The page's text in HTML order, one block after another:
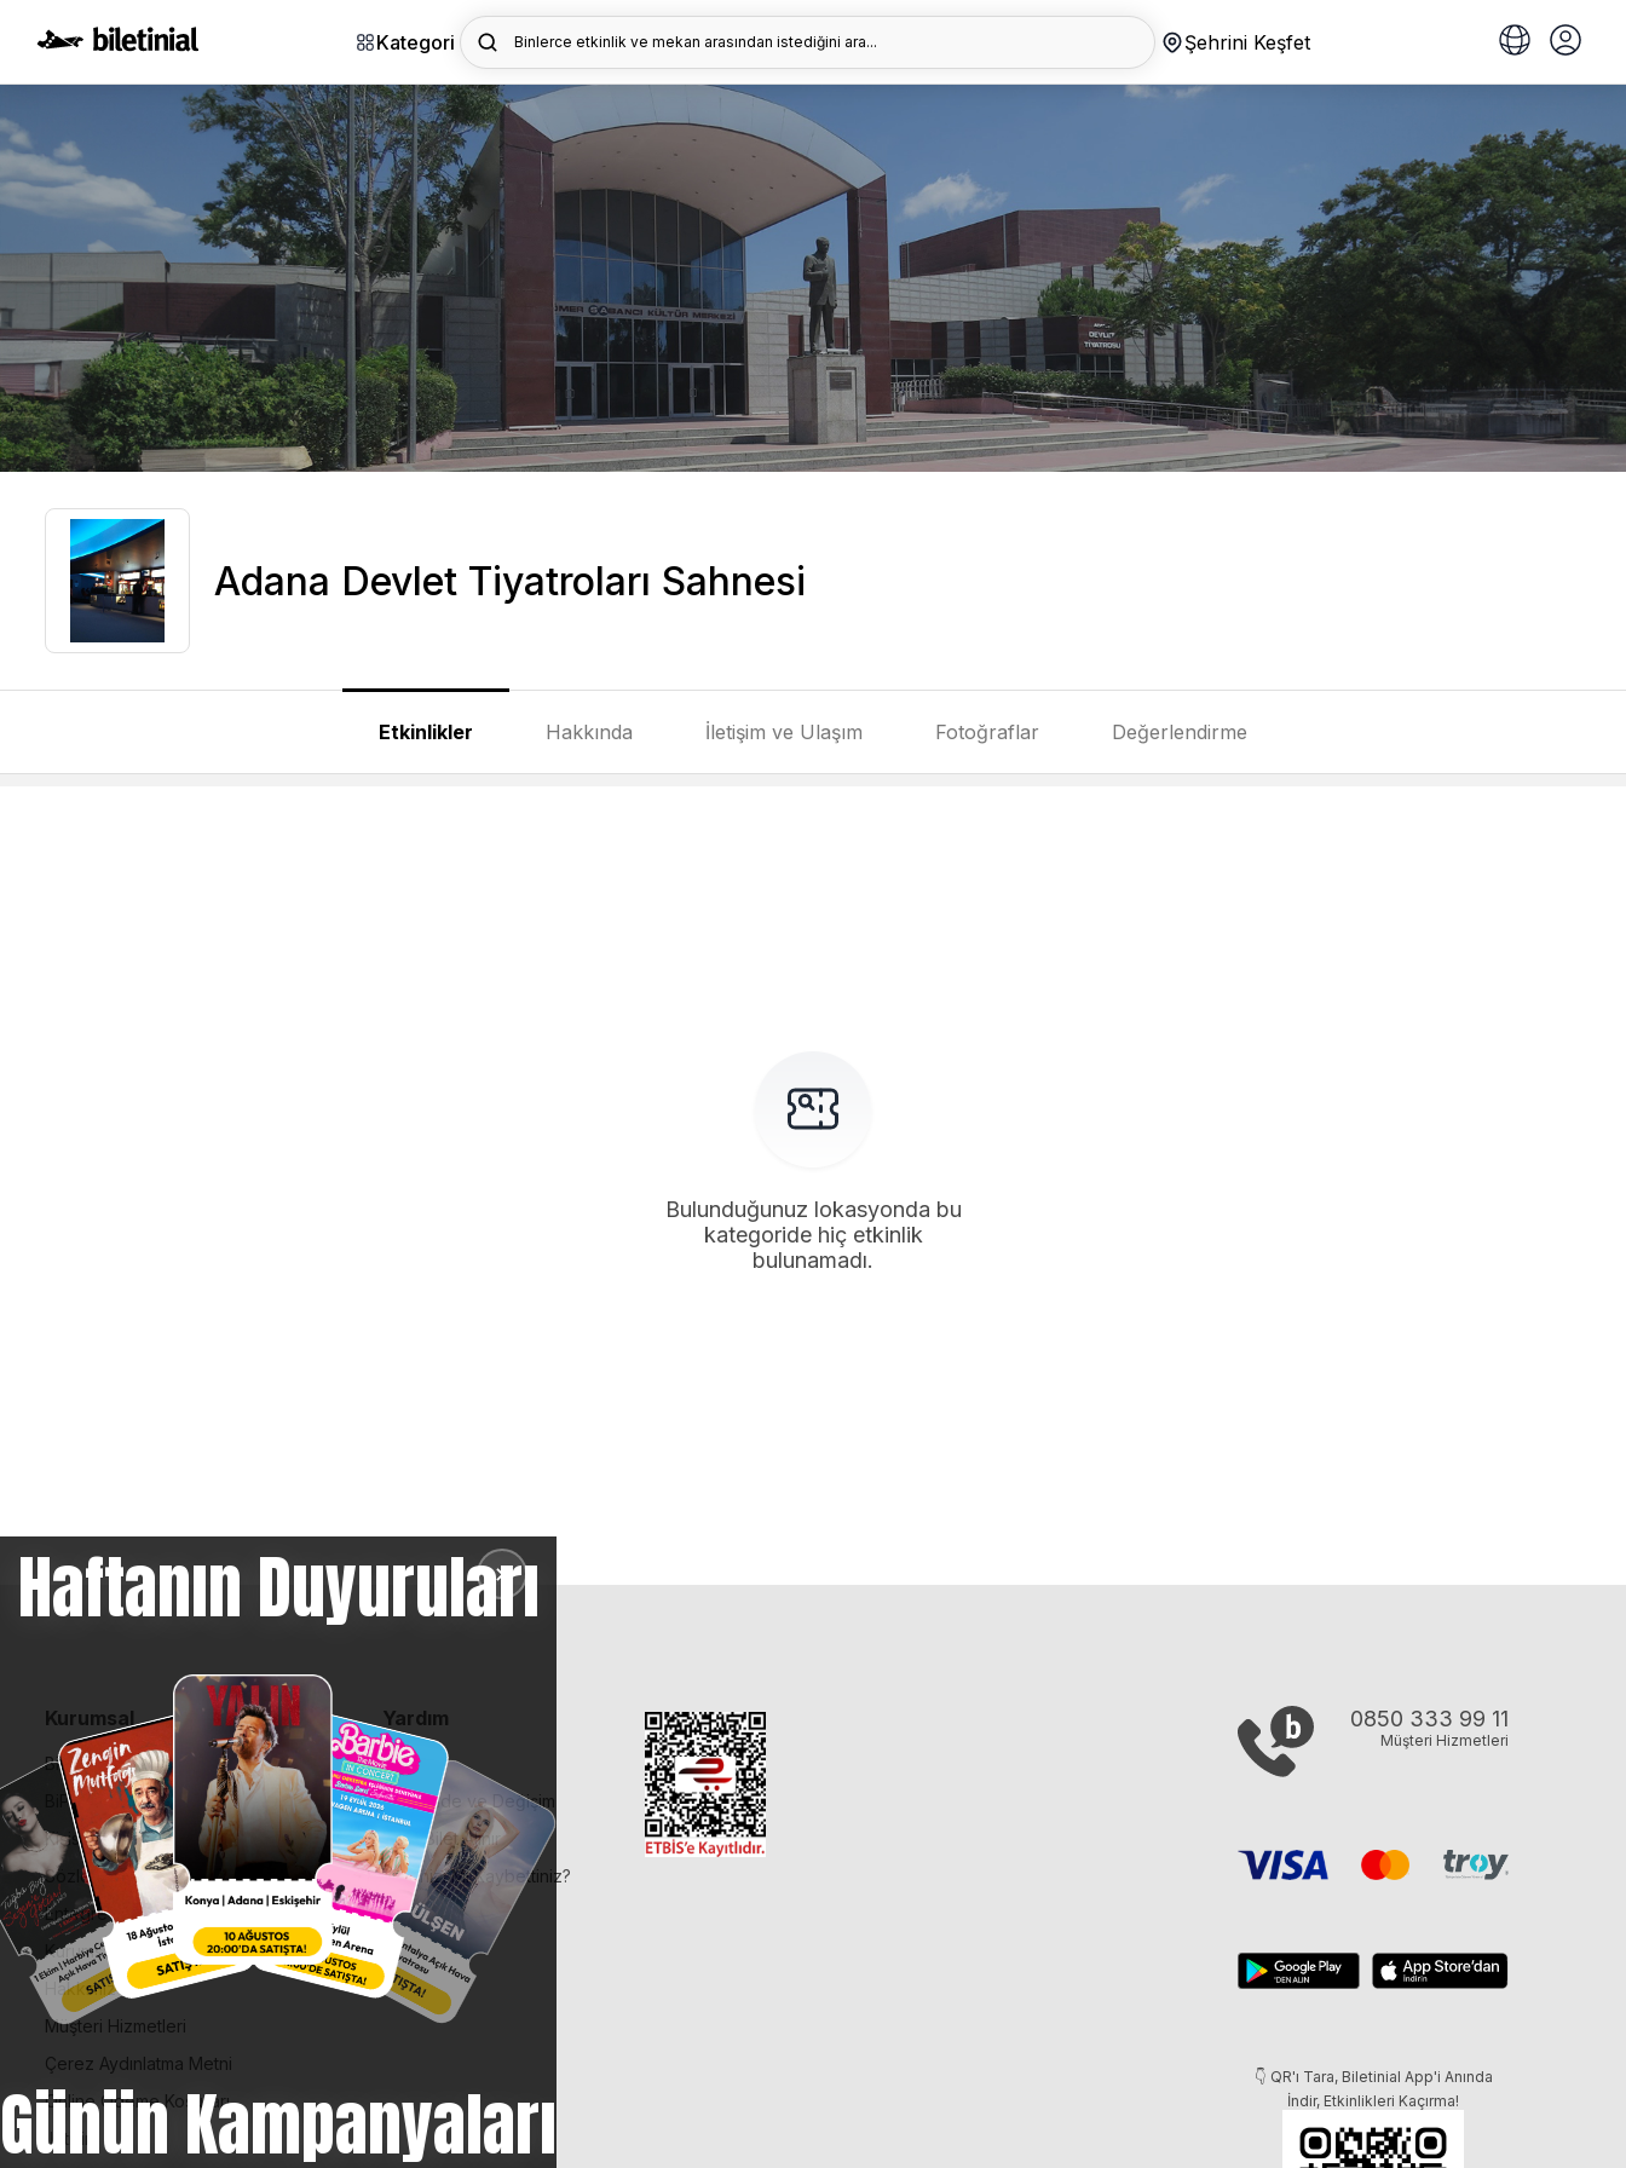
Kategori Binlerce etkinlik ve mekan arasından istediğini ara... Şehrini Keşfet
Adana Devlet Tiyatroları Sahnesi
Etkinlikler Hakkında İletişim ve Ulaşım Fotoğraflar Değerlendirme
Bulunduğunuz lokasyonda bu
kategoride hiç etkinlik
bulunamadı.
✕
Haftanın Duyuruları
Günün Kampanyaları
Kurumsal
Bilgi Toplumu Hizmetleri
BiPuan Kurallar & Koşullar
Kişisel Verilerin Korunması
Sözleşme ve Politikalar
Entegre Yönetim Sistemi Politikası
Kurumsal Kimlik
Hakkımızda
Müşteri Hizmetleri
Çerez Aydınlatma Metni
Online Ödeme Koşulları
İletişim
Yardım
SSS
İptal, İade ve Değişim
Nasıl Bilet Alınır
Biletinizi Mi Kaybettiniz?
0850 333 99 11
Müşteri Hizmetleri
👇 QR'ı Tara, Biletinial App'i Anında
İndir, Etkinlikleri Kaçırma!